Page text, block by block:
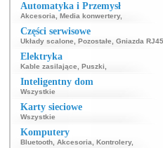
Automatyka i Przemysł
Akcesoria Media konwertery,
Części serwisowe
Układy scalone Pozostałe Gniazda RJ45
Elektryka
Kable zasilające Puszki
Inteligentny dom
Wszystkie
Karty sieciowe
Wszystkie
Komputery
Bluetooth Akcesoria Kontrolery,